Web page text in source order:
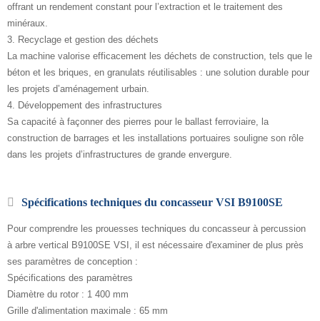
offrant un rendement constant pour l’extraction et le traitement des
minéraux.
3. Recyclage et gestion des déchets
La machine valorise efficacement les déchets de construction, tels que le
béton et les briques, en granulats réutilisables : une solution durable pour
les projets d’aménagement urbain.
4. Développement des infrastructures
Sa capacité à façonner des pierres pour le ballast ferroviaire, la
construction de barrages et les installations portuaires souligne son rôle
dans les projets d’infrastructures de grande envergure.
Spécifications techniques du concasseur VSI B9100SE
Pour comprendre les prouesses techniques du concasseur à percussion
à arbre vertical B9100SE VSI, il est nécessaire d'examiner de plus près
ses paramètres de conception :
Spécifications des paramètres
Diamètre du rotor : 1 400 mm
Grille d'alimentation maximale : 65 mm